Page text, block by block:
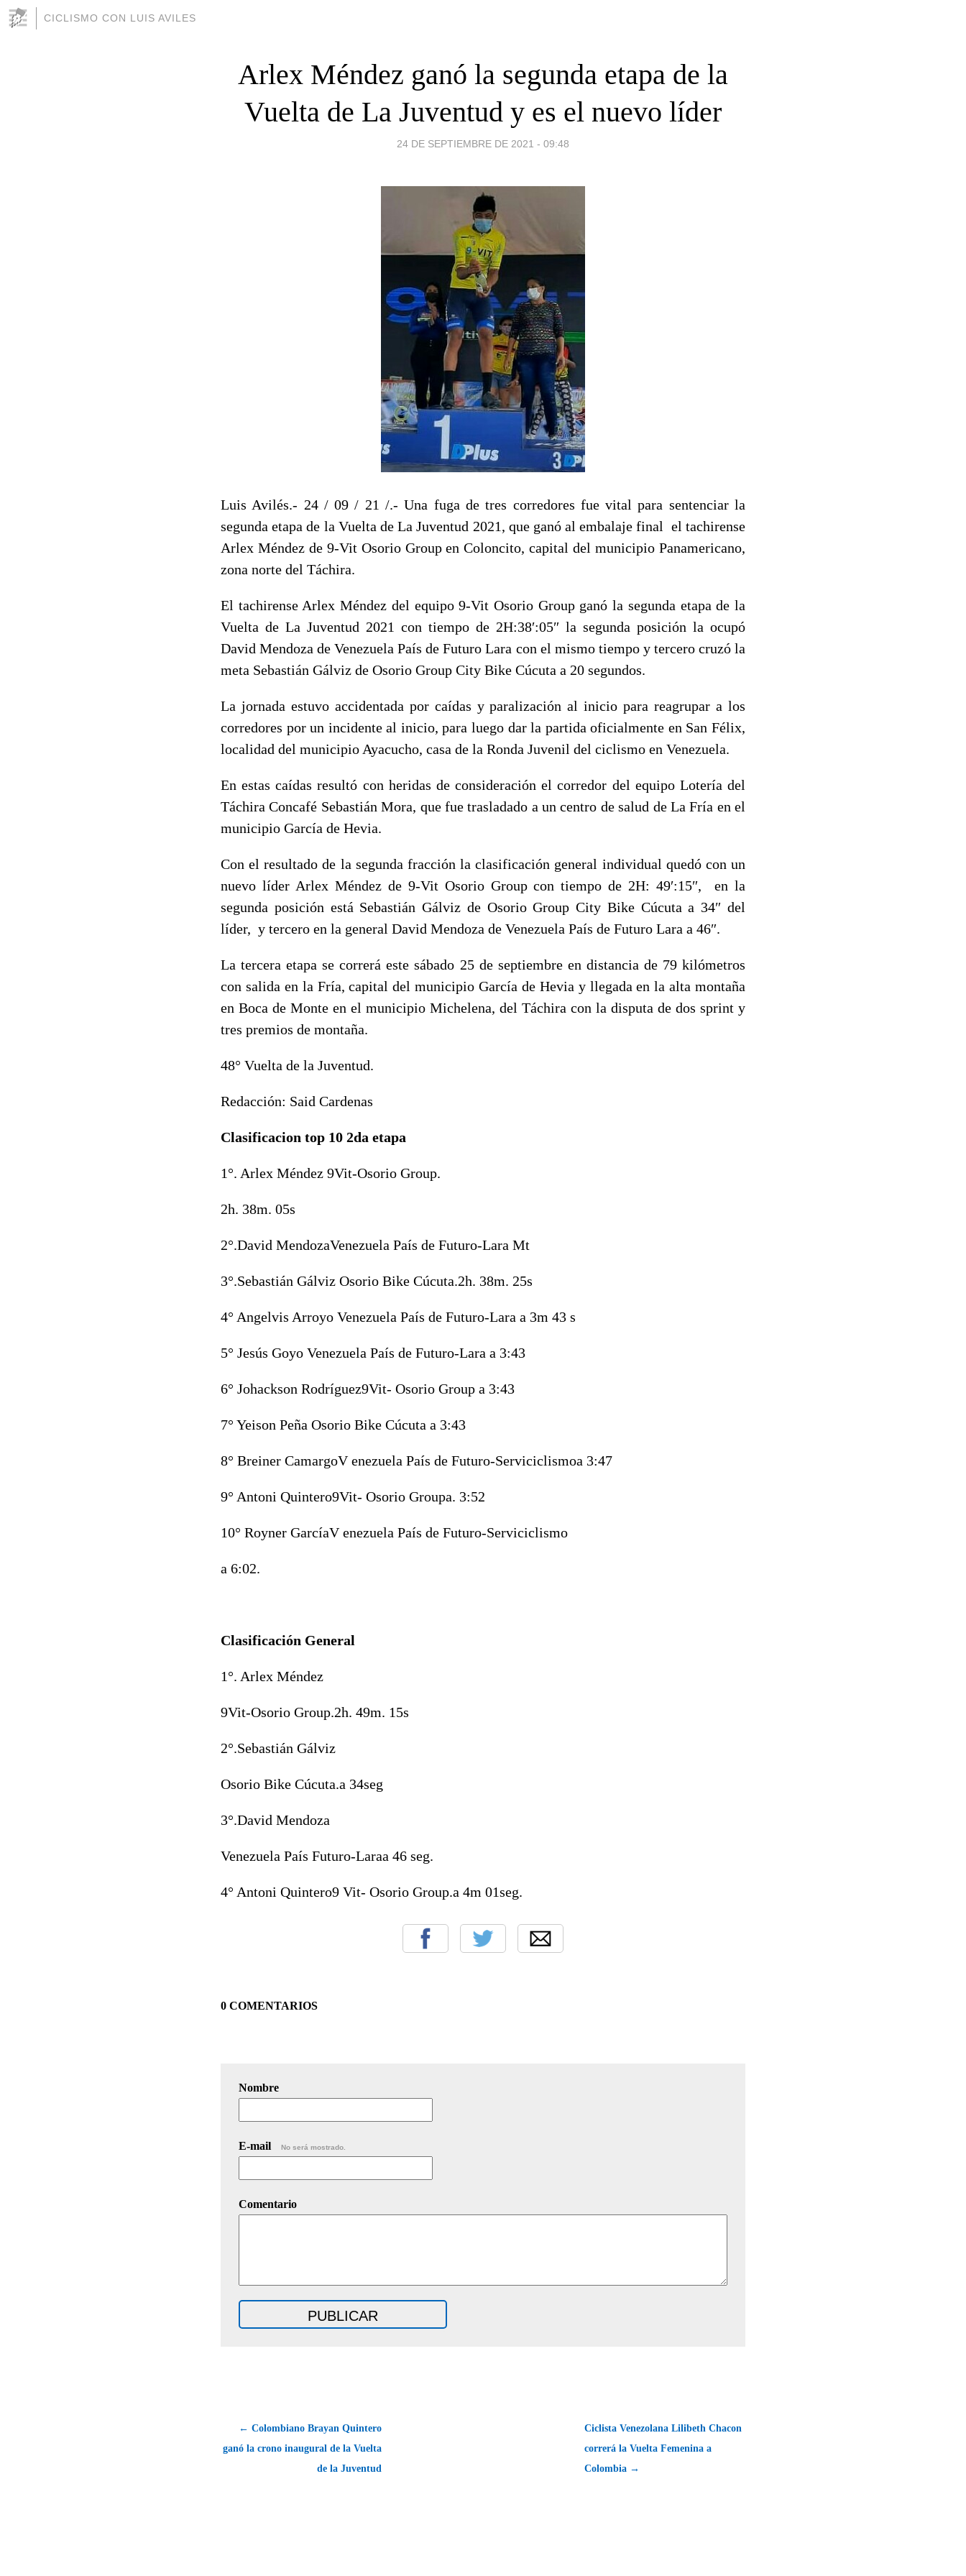
CICLISMO CON LUIS AVILES
Arlex Méndez ganó la segunda etapa de la
Vuelta de La Juventud y es el nuevo líder
24 DE SEPTIEMBRE DE 2021 - 09:48
Luis Avilés.- 24 / 09 / 21 /.- Una fuga de tres corredores fue vital para sentenciar la
segunda etapa de la Vuelta de La Juventud 2021, que ganó al embalaje final el tachirense
Arlex Méndez de 9-Vit Osorio Group en Coloncito, capital del municipio Panamericano,
zona norte del Táchira.
El tachirense Arlex Méndez del equipo 9-Vit Osorio Group ganó la segunda etapa de la
Vuelta de La Juventud 2021 con tiempo de 2H:38′:05″ la segunda posición la ocupó
David Mendoza de Venezuela País de Futuro Lara con el mismo tiempo y tercero cruzó la
meta Sebastián Gálviz de Osorio Group City Bike Cúcuta a 20 segundos.
La jornada estuvo accidentada por caídas y paralización al inicio para reagrupar a los
corredores por un incidente al inicio, para luego dar la partida oficialmente en San Félix,
localidad del municipio Ayacucho, casa de la Ronda Juvenil del ciclismo en Venezuela.
En estas caídas resultó con heridas de consideración el corredor del equipo Lotería del
Táchira Concafé Sebastián Mora, que fue trasladado a un centro de salud de La Fría en el
municipio García de Hevia.
Con el resultado de la segunda fracción la clasificación general individual quedó con un
nuevo líder Arlex Méndez de 9-Vit Osorio Group con tiempo de 2H: 49′:15″, en la
segunda posición está Sebastián Gálviz de Osorio Group City Bike Cúcuta a 34″ del
líder, y tercero en la general David Mendoza de Venezuela País de Futuro Lara a 46″.
La tercera etapa se correrá este sábado 25 de septiembre en distancia de 79 kilómetros
con salida en la Fría, capital del municipio García de Hevia y llegada en la alta montaña
en Boca de Monte en el municipio Michelena, del Táchira con la disputa de dos sprint y
tres premios de montaña.
48° Vuelta de la Juventud.
Redacción: Said Cardenas
Clasificacion top 10 2da etapa
1°. Arlex Méndez 9Vit-Osorio Group.
2h. 38m. 05s
2°.David MendozaVenezuela País de Futuro-Lara Mt
3°.Sebastián Gálviz Osorio Bike Cúcuta.2h. 38m. 25s
4° Angelvis Arroyo Venezuela País de Futuro-Lara a 3m 43 s
5° Jesús Goyo Venezuela País de Futuro-Lara a 3:43
6° Johackson Rodríguez9Vit- Osorio Group a 3:43
7° Yeison Peña Osorio Bike Cúcuta a 3:43
8° Breiner CamargoV enezuela País de Futuro-Serviciclismoa 3:47
9° Antoni Quintero9Vit- Osorio Groupa. 3:52
10° Royner GarcíaV enezuela País de Futuro-Serviciclismo
a 6:02.
Clasificación General
1°. Arlex Méndez
9Vit-Osorio Group.2h. 49m. 15s
2°.Sebastián Gálviz
Osorio Bike Cúcuta.a 34seg
3°.David Mendoza
Venezuela País Futuro-Laraa 46 seg.
4° Antoni Quintero9 Vit- Osorio Group.a 4m 01seg.
0 COMENTARIOS
Nombre
E-mail No será mostrado.
Comentario
← Colombiano Brayan Quintero
ganó la crono inaugural de la Vuelta
de la Juventud
Ciclista Venezolana Lilibeth Chacon
correrá la Vuelta Femenina a
Colombia →